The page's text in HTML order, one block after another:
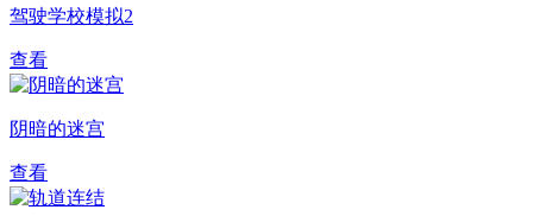
驾驶学校模拟2
查看
阴暗的迷宫
查看